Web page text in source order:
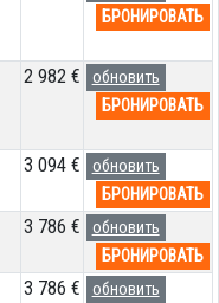
БРОНИРОВАТЬ
2 982 €
обновить
БРОНИРОВАТЬ
3 094 €
обновить
БРОНИРОВАТЬ
3 786 €
обновить
БРОНИРОВАТЬ
3 786 €
обновить